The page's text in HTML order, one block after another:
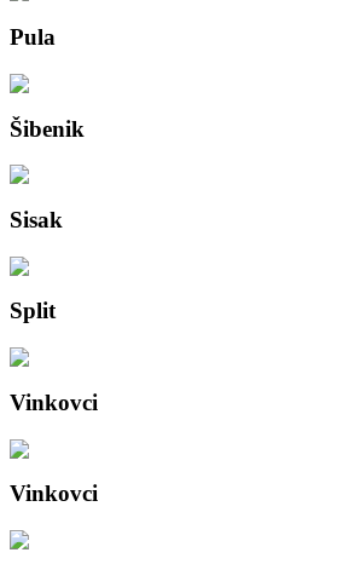
Pula
Šibenik
Sisak
Split
Vinkovci
Vinkovci